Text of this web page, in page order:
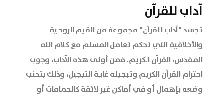
آداب للقرآن
تجسد"آداب للقرآن"مجموعة من القيم الروحية
والأخلاقية التي تحكم تعامل المسلم مع كلام الله
المقدس، القرآن الكريم. فمن أولى هذه الآداب، وجوب
احترام القرآن الكريم وتبجيله غاية التبجيل، وذلك بتجنب
وضعه بإهمال أو في أماكن غير لائقة كالحمامات أو